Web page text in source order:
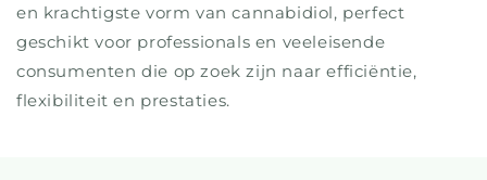
en krachtigste vorm van cannabidiol, perfect
geschikt voor professionals en veeleisende
consumenten die op zoek zijn naar efficiëntie,
flexibiliteit en prestaties.